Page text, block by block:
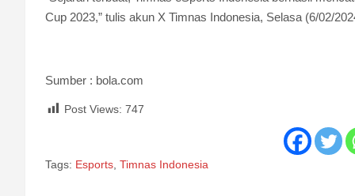
Cup 2023,” tulis akun X Timnas Indonesia, Selasa (6/02/
Sumber : bola.com
Post Views: 747
Tags: Esports, Timnas Indonesia